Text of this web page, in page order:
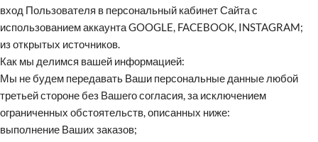
вход Пользователя в персональный кабинет Сайта с
использованием аккаунта GOOGLE, FACEBOOK, INSTAGRAM;
из открытых источников.
Как мы делимся вашей информацией:
Мы не будем передавать Ваши персональные данные любой
третьей стороне без Вашего согласия, за исключением
ограниченных обстоятельств, описанных ниже:
выполнение Ваших заказов;